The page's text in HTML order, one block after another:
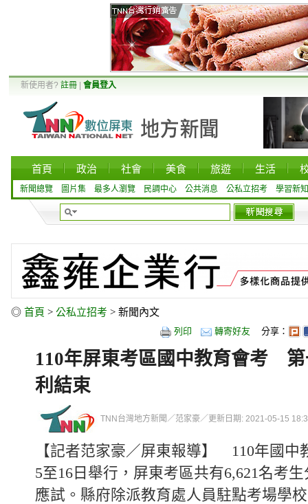
新使用者? 註冊 會員登入
首頁 政治 社會 美食 旅遊 生活
新聞總覽 圖片集 最多人瀏覽 民調中心 公共消息 公私立招考 學習新知
◎ 首頁 > 公私立招考 > 新聞內文
列印 轉寄好友 分享：
110年屏東考區國中教育會考
利結束
TNN台灣地方新聞／范家豪／更新日期: 2021-05-15
【記者范家豪／屏東報導】 110年國中
5至16日舉行，屏東考區共有6,621名考
應試。縣府除派教育處人員駐點考場學